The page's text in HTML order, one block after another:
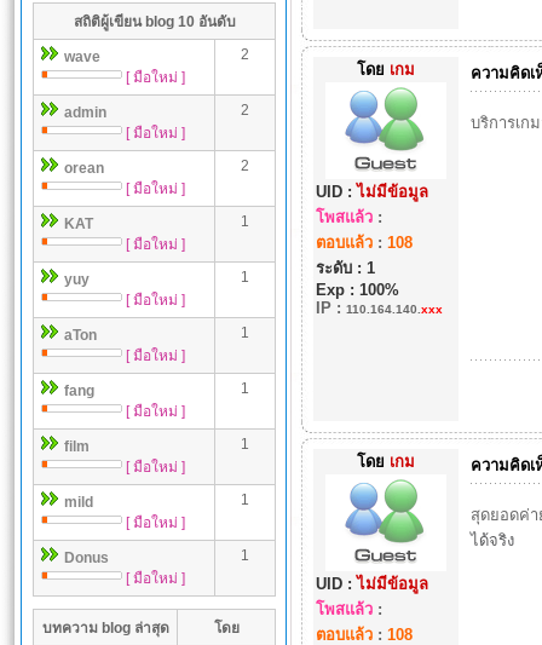
สถิติผู้เขียน blog 10 อันดับ
wave
[ มือใหม่ ]
2
admin
[ มือใหม่ ]
2
orean
[ มือใหม่ ]
2
KAT
[ มือใหม่ ]
1
yuy
[ มือใหม่ ]
1
aTon
[ มือใหม่ ]
1
fang
[ มือใหม่ ]
1
film
[ มือใหม่ ]
1
mild
[ มือใหม่ ]
1
Donus
[ มือใหม่ ]
1
บทความ blog ล่าสุด โดย
โดย เกม
UID :ไม่มีข้อมูล
โพสแล้ว:
ตอบแล้ว: 108
ระดับ : 1
Exp : 100%
IP: 110.164.140. xxx
ความคิด
บริการเก
โดย เกม
UID :ไม่มีข้อมูล
โพสแล้ว:
ตอบแล้ว: 108
ความคิด
สุดยอดค่
ได้จริง